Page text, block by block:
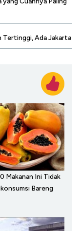
Tertinggi, Ada Jakarta
Makanan Ini Tidak
Bareng